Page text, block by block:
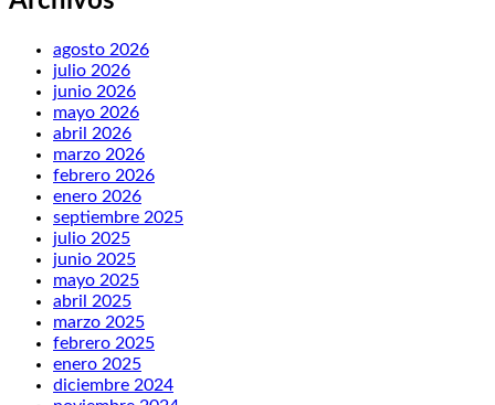
agosto 2026
julio 2026
junio 2026
mayo 2026
abril 2026
marzo 2026
febrero 2026
enero 2026
septiembre 2025
julio 2025
junio 2025
mayo 2025
abril 2025
marzo 2025
febrero 2025
enero 2025
diciembre 2024